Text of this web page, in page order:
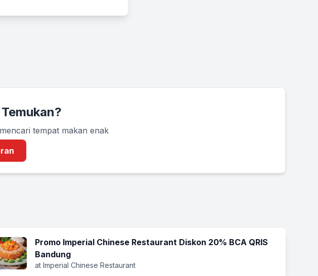
tempat makan enak
Promo Imperial Chinese Restaurant Diskon 20% BCA QRIS
Bandung
at Imperial Chinese Restaurant